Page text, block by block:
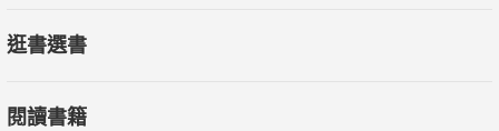
逛書選書
閱讀書籍